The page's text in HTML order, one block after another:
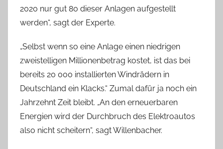
2020 nur gut 80 dieser Anlagen aufgestellt
werden“, sagt der Experte.
„Selbst wenn so eine Anlage einen niedrigen
zweistelligen Millionenbetrag kostet, ist das bei
bereits 20 000 installierten Windrädern in
Deutschland ein Klacks.“ Zumal dafür ja noch ein
Jahrzehnt Zeit bleibt. „An den erneuerbaren
Energien wird der Durchbruch des Elektroautos
also nicht scheitern“, sagt Willenbacher.